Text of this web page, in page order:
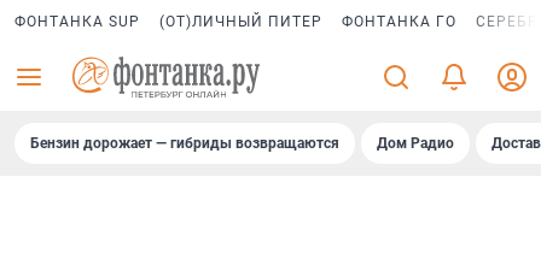
ФОНТАНКА SUP (ОТ)ЛИЧНЫЙ ПИТЕР ФОНТАНКА ГО
Бензин дорожает — гибриды возвращаются Дом Радио